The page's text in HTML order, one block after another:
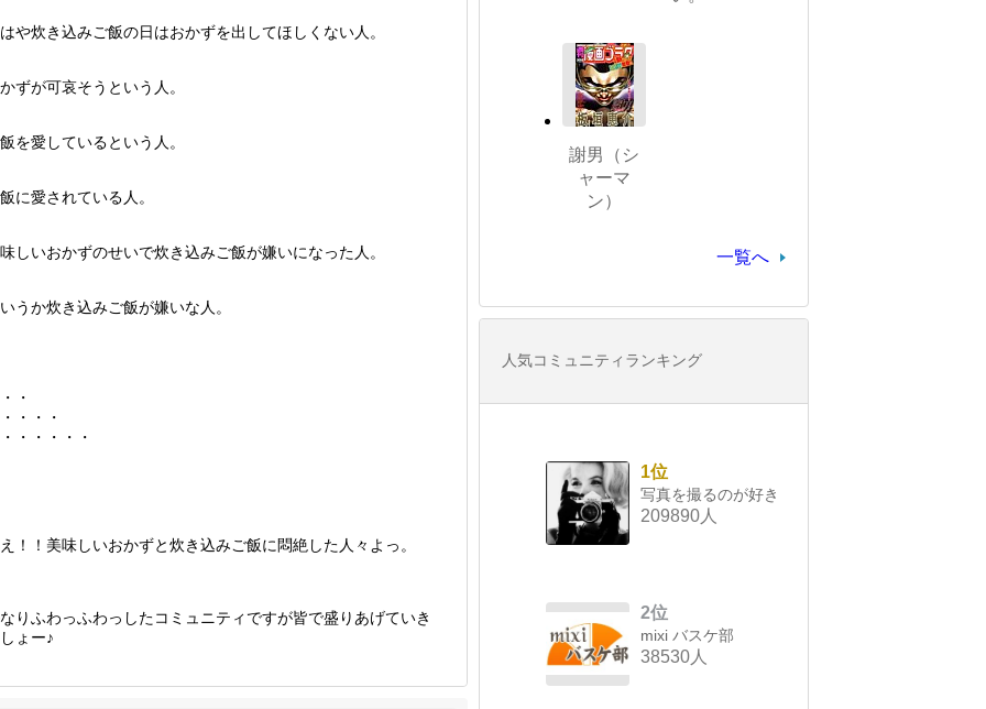
や炊き込みご飯の日はおかずを出してほしくない人。
ずが可哀そうという人。
を愛しているという人。
に愛されている人。
しいおかずのせいで炊き込みご飯が嫌いになった人。
うか炊き込みご飯が嫌いな人。
・
・・・・
・・・・・・
！！美味しいおかずと炊き込みご飯に悶絶した人々よっ。
りふわっふわっしたコミュニティですが皆で盛りあげていき
ょー♪
謝男（シ
ャーマ
ン）
一覧へ
人気コミュニティランキング
1位
写真を撮るのが好き
209890人
2位
mixi バスケ部
38530人